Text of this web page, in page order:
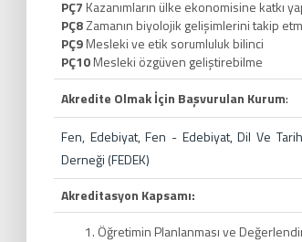
PÇ7 Kazanımların ülke ekonomisine katkı
PÇ8Zamanın biyolojik gelişimlerini takip
PÇ9Mesleki ve etik sorumluluk bilinci
PÇ10Mesleki özgüven geliştirebilme
Akredite Olmak İçin Başvurulan Kurum:
Fen, Edebiyat, Fen - Edebiyat, Dil Ve
Derneği (FEDEK)
Akreditasyon Kapsamı:
Öğretimin Planlanması ve